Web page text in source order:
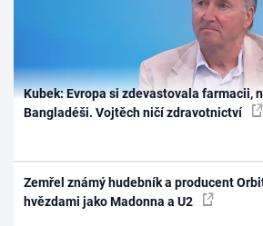
Kubek: Evropa si zdevastovala farmacii,
Bangladéši. Vojtěch ničí zdravotnictví
Zemřel známý hudebník a producent
hvězdami jako Madonna a U2